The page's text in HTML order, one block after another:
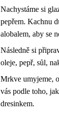
Nachystáme si
pepřem. Kachnu
alobalem, aby se
Následně si
oleje, pepř, sůl,
Mrkve umyjeme,
vás podle toho,
dresinkem.